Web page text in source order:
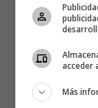
acceder
Más